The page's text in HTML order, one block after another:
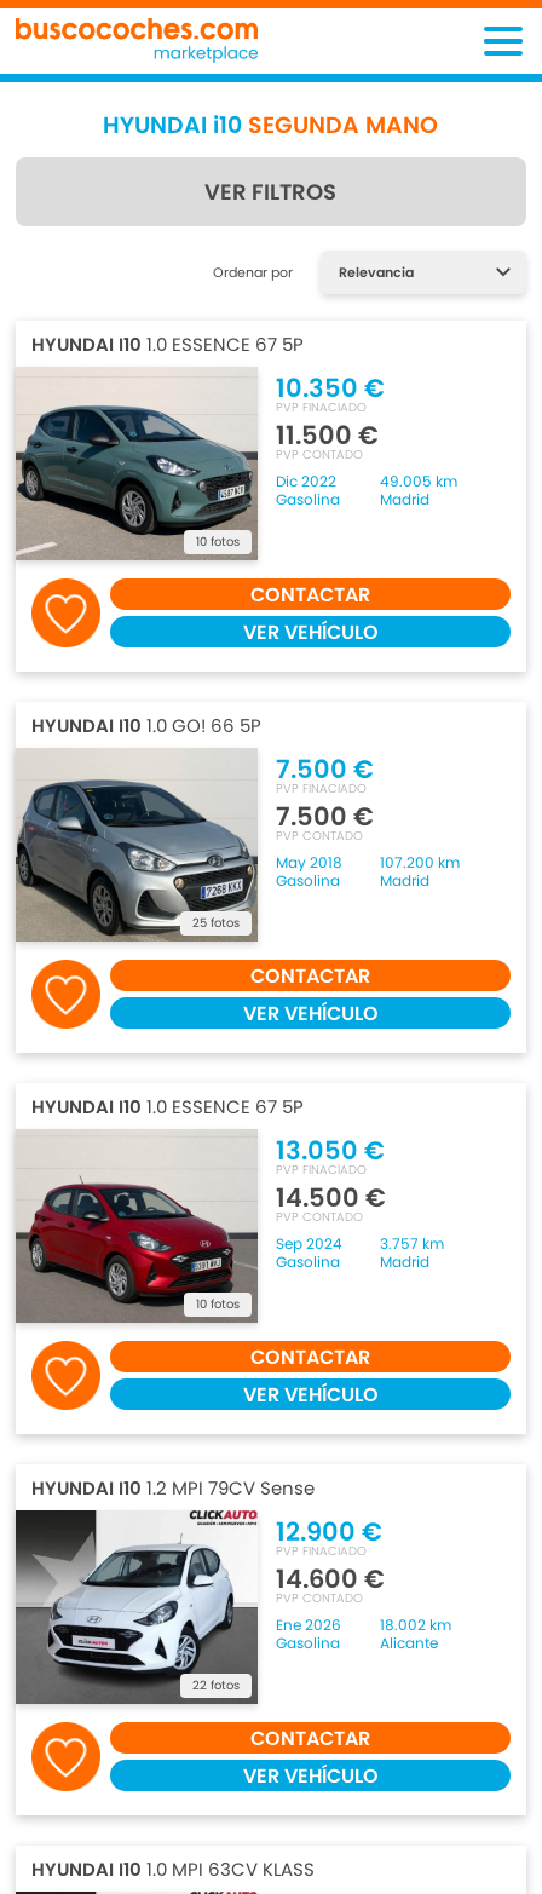
HYUNDAI i10 SEGUNDA MANO
VER FILTROS
Encuentra lo que estás
Ordenar por
HYUNDAI I10 1.0 ESSENCE 67 5P
10 fotos
10.350 €
PVP FINACIADO
11.500 €
PVP CONTADO
Dic 2022
49.005 km
Gasolina
Madrid
CONTACTAR
VER VEHÍCULO
HYUNDAI I10 1.0 GO! 66 5P
25 fotos
7.500 €
PVP FINACIADO
7.500 €
PVP CONTADO
May 2018
107.200 km
Gasolina
Madrid
CONTACTAR
VER VEHÍCULO
HYUNDAI I10 1.0 ESSENCE 67 5P
10 fotos
13.050 €
PVP FINACIADO
14.500 €
PVP CONTADO
Sep 2024
3.757 km
Gasolina
Madrid
CONTACTAR
VER VEHÍCULO
HYUNDAI I10 1.2 MPI 79CV Sense
22 fotos
12.900 €
PVP FINACIADO
14.600 €
PVP CONTADO
Ene 2026
18.002 km
Gasolina
Alicante
CONTACTAR
VER VEHÍCULO
HYUNDAI I10 1.0 MPI 63CV KLASS